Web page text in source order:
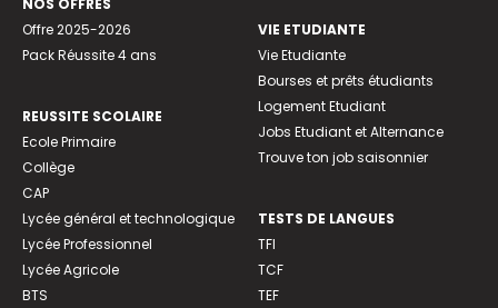
Offre 2025-2026
Pack Réussite 4 ans
REUSSITE SCOLAIRE
Ecole Primaire
Collège
CAP
Lycée général et technologique
Lycée Professionnel
Lycée Agricole
BTS
VIE ETUDIANTE
Vie Etudiante
Bourses et prêts étudiants
Logement Etudiant
Jobs Etudiant et Alternance
Trouve ton job saisonnier
TESTS DE LANGUES
TFI
TCF
TEF